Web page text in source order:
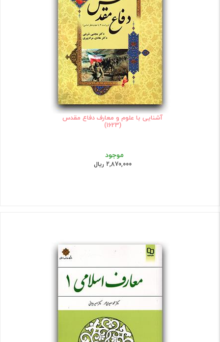
آشنایی با علوم و معارف دفاع مقدس
(1623)
موجود
2,870,000 ریال